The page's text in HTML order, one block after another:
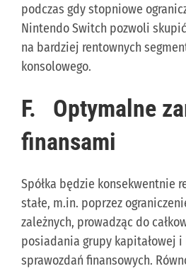
podczas gdy stopniowe
Nintendo Switch pozwoli
na bardziej rentownych
konsolowego.
F. Optymalne
finansami
Spółka będzie konsekwentnie
stałe, m.in. poprzez
zależnych, prowadząc do
posiadania grupy kapitałowej
sprawozdań finansowych.